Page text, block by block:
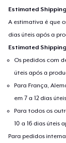
Estimated
A estimativa é que
dias úteis após a
Estimated
Os pedidos com
úteis após a
Para França,
em 7 a 12 dias
Para todos os
10 a 16 dias úteis
Para pedidos